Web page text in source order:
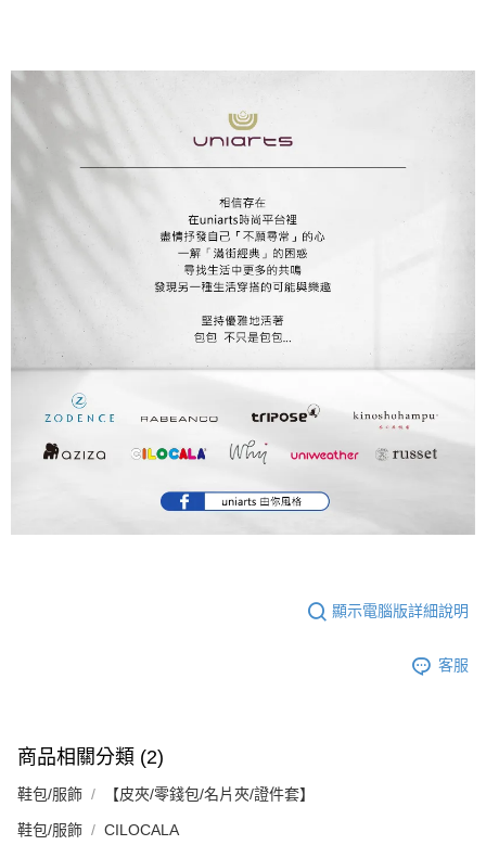
顯示電腦版詳細說明
客服
商品相關分類 (2)
鞋包/服飾 【皮夾/零錢包/名片夾/證件套】
鞋包/服飾 CILOCALA